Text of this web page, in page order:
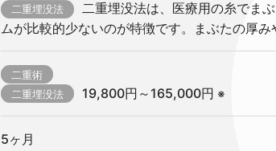
二重埋没法
二重埋没法は、医療用の糸でま
ムが比較的少ないのが特徴です。まぶたの厚
二重術
二重埋没法
19,800円～165,000円 ※
5ヶ月